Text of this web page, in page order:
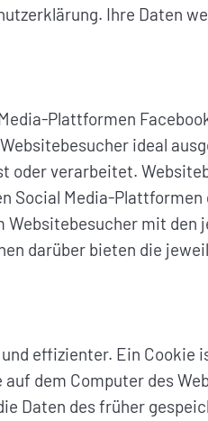
Ihre Daten
Plattformen
ideal
oder verarbeitet.
Social Media-
Websitebesucher mit den
darüber bieten die
effizienter. Ein Cookie
dem Computer des
Daten des früher